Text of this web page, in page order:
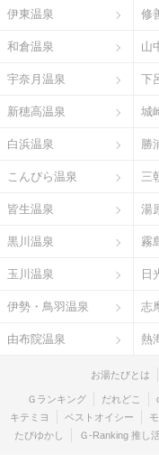
伊東温泉 修
和倉温泉 山
宇奈月温泉 下
新穂高温泉 城
白浜温泉 勝
こんぴら温泉 三
皆生温泉 湯
黒川温泉 霧
玉川温泉 日
伊勢・鳥羽温泉 志
由布院温泉 熱
お湯たびとは
Ｇランキング だれどこ
キテミヨ
ベストオイシー
たびゆかし
Ｇ-Ranking 推し